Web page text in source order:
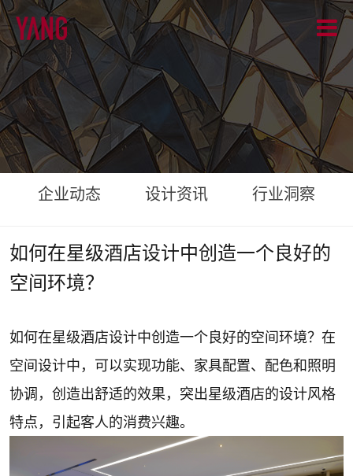
企业动态 设计资讯 行业洞察
如何在星级酒店设计中创造一个良好的
空间环境？
如何在星级酒店设计中创造一个良好的空间环境？在
空间设计中，可以实现功能、家具配置、配色和照明
协调，创造出舒适的效果，突出星级酒店的设计风格
特点，引起客人的消费兴趣。